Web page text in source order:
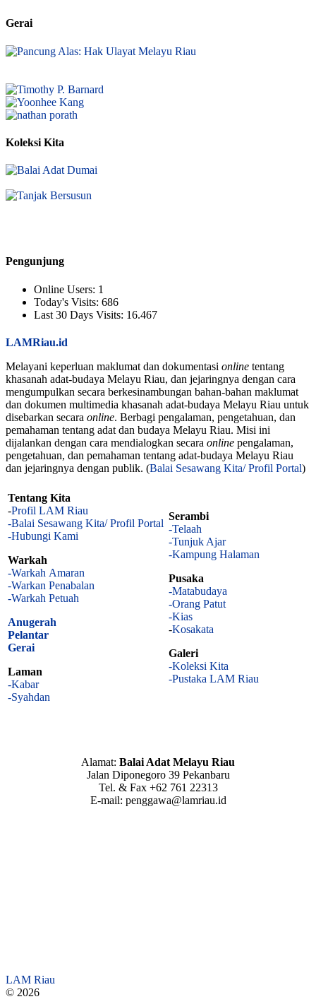
Gerai
Koleksi Kita
Pengunjung
Online Users: 1
Today's Visits: 686
Last 30 Days Visits: 16.467
LAMRiau.id
Melayani keperluan maklumat dan dokumentasi online tentang
khasanah adat-budaya Melayu Riau, dan jejaringnya dengan cara
mengumpulkan secara berkesinambungan bahan-bahan maklumat
dan dokumen multimedia khasanah adat-budaya Melayu Riau untuk
disebarkan secara online. Berbagi pengalaman, pengetahuan, dan
pemahaman tentang adat dan budaya Melayu Riau. Misi ini
dijalankan dengan cara mendialogkan secara online pengalaman,
pengetahuan, dan pemahaman tentang adat-budaya Melayu Riau
dan jejaringnya dengan publik. (Balai Sesawang Kita/ Profil Portal)
Tentang Kita
-Profil LAM Riau
-Balai Sesawang Kita/ Profil Portal
-Hubungi Kami
Warkah
-Warkah Amaran
-Warkan Penabalan
-Warkah Petuah
Anugerah
Pelantar
Gerai
Laman
-Kabar
-Syahdan
Serambi
-Telaah
-Tunjuk Ajar
-Kampung Halaman
Pusaka
-Matabudaya
-Orang Patut
-Kias
-Kosakata
Galeri
-Koleksi Kita
-Pustaka LAM Riau
Alamat: Balai Adat Melayu Riau
Jalan Diponegoro 39 Pekanbaru
Tel. & Fax +62 761 22313
E-mail: penggawa@lamriau.id
LAM Riau
© 2026